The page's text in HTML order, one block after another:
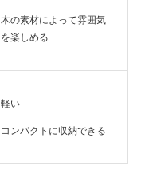
木の素材によって雰囲気
を楽しめる
軽い
コンパクトに収納できる